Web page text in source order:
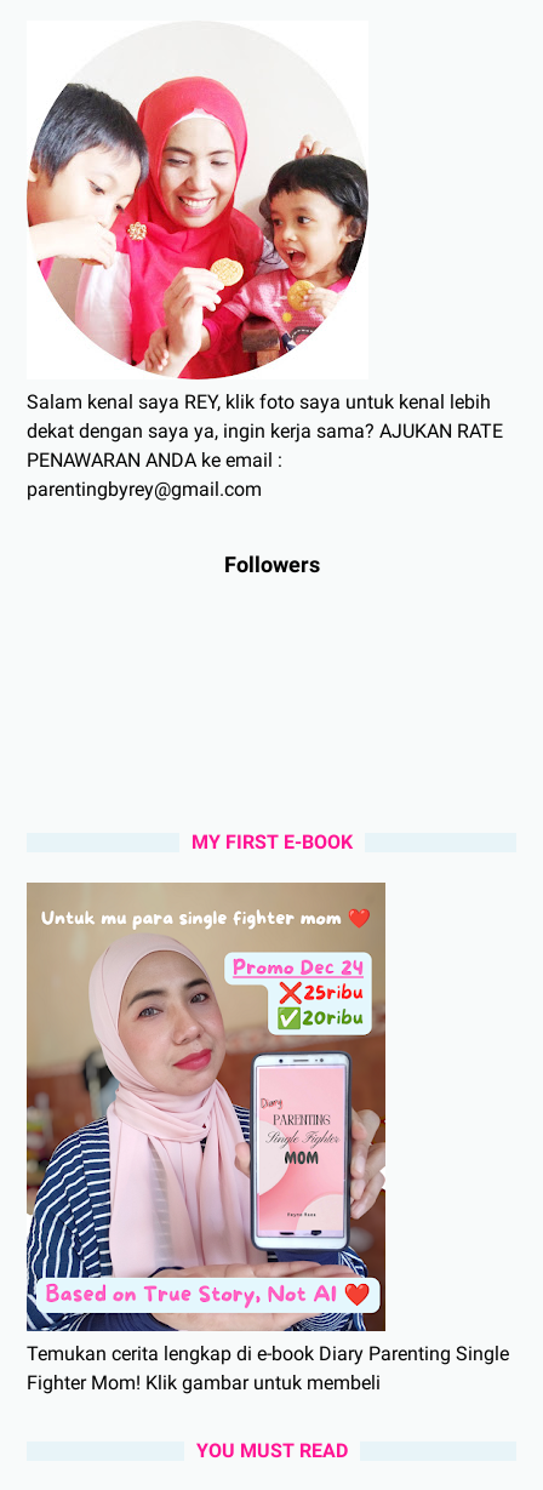
Salam kenal saya REY, klik foto saya untuk kenal lebih
dekat dengan saya ya, ingin kerja sama? AJUKAN RATE
PENAWARAN ANDA ke email :
parentingbyrey@gmail.com
Followers
MY FIRST E-BOOK
Temukan cerita lengkap di e-book Diary Parenting Single
Fighter Mom! Klik gambar untuk membeli
YOU MUST READ